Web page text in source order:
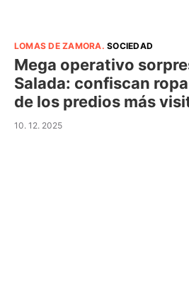
LOMAS DE ZAMORA.SOCIEDAD
Mega operativo
Salada: confiscan
de los predios más
10. 12. 2025